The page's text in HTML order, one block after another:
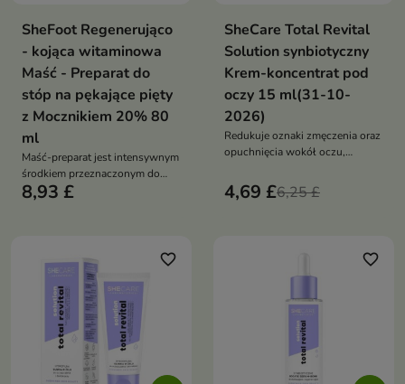
SheFoot Regenerująco
- kojąca witaminowa
Maść - Preparat do
stóp na pękające pięty
z Mocznikiem 20% 80
ml
Maść-preparat jest intensywnym
środkiem przeznaczonym do
miejscowego stosowania na
8,93 £
SheCare Total Revital
Solution synbiotyczny
Krem-koncentrat pod
oczy 15 ml(31-10-
2026)
Redukuje oznaki zmęczenia oraz
opuchnięcia wokół oczu,
nawilżając delikatną skórę
wokół oczu.
4,69 £6,25 £
favorite_border favorite_border